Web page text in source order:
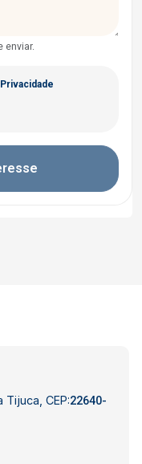
enviar.
Privacidade
Tijuca, CEP:22640-